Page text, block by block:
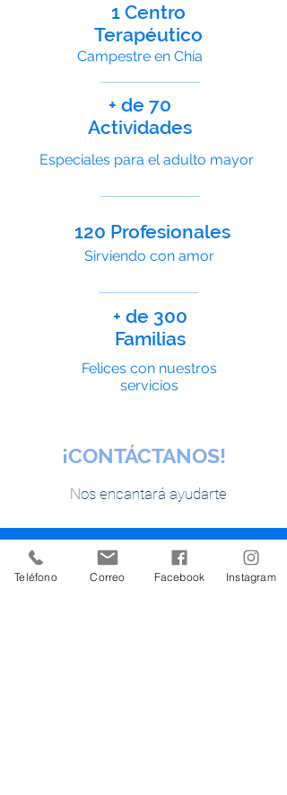
1 Centro
Terapéutico
Campestre en Chía
+ de 70
Actividades
Especiales para el adulto mayor
120 Profesionales
Sirviendo con amor
+ de 300
Familias
Felices con nuestros
servicios
¡CONTÁCTANOS!
Nos encantará ayudarte
Teléfono Correo Facebook Instagram